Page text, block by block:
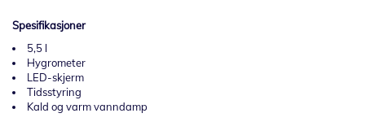
Spesifikasjoner
5,5 l
Hygrometer
LED-skjerm
Tidsstyring
Kald og varm vanndamp